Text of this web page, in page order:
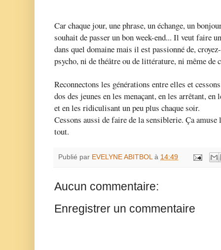
Car chaque jour, une phrase, un échange, un
souhait de passer un bon week-end... Il veut faire
dans quel domaine mais il est passionné de,
psycho, ni de théâtre ou de littérature, ni même de
Reconnectons les générations entre elles et
dos des jeunes en les menaçant, en les arrêtant,
et en les ridiculisant un peu plus chaque soir.
Cessons aussi de faire de la sensiblerie. Ça amuse
tout.
Publié par EVELYNE ABITBOL à 14:49
Aucun commentaire:
Enregistrer un commentaire